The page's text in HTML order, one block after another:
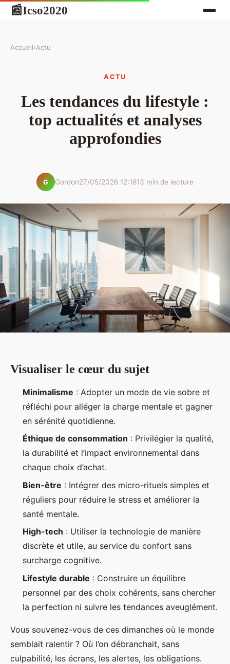
📰Icso2020
Accueil›Actu
ACTU
Les tendances du lifestyle :
top actualités et analyses
approfondies
G Gordon27/05/2026 12:1613 min de lecture
Visualiser le cœur du sujet
Minimalisme : Adopter un mode de vie sobre et
réfléchi pour alléger la charge mentale et gagner
en sérénité quotidienne.
Éthique de consommation : Privilégier la qualité,
la durabilité et l’impact environnemental dans
chaque choix d’achat.
Bien-être : Intégrer des micro-rituels simples et
réguliers pour réduire le stress et améliorer la
santé mentale.
High-tech : Utiliser la technologie de manière
discrète et utile, au service du confort sans
surcharge cognitive.
Lifestyle durable : Construire un équilibre
personnel par des choix cohérents, sans chercher
la perfection ni suivre les tendances aveuglément.
Vous souvenez-vous de ces dimanches où le monde
semblait ralentir ? Où l’on débranchait, sans
culpabilité, les écrans, les alertes, les obligations.